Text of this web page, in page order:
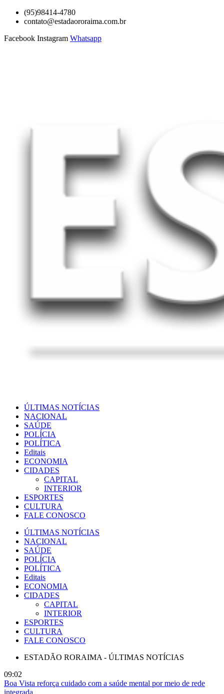
para
conteúdo
(95)98414-4780
contato@estadaororaima.com.br
Facebook Instagram Whatsapp
ÚLTIMAS NOTÍCIAS
NACIONAL
SAÚDE
POLÍCIA
POLÍTICA
Editais
ECONOMIA
CIDADES
CAPITAL
INTERIOR
ESPORTES
CULTURA
FALE CONOSCO
ÚLTIMAS NOTÍCIAS
NACIONAL
SAÚDE
POLÍCIA
POLÍTICA
Editais
ECONOMIA
CIDADES
CAPITAL
INTERIOR
ESPORTES
CULTURA
FALE CONOSCO
ESTADÃO RORAIMA - ÚLTIMAS NOTÍCIAS
09:02
Boa Vista reforça cuidado com a saúde mental por meio de rede
integrada